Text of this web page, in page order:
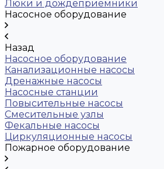
Люки и дождеприемники
Насосное оборудование
Назад
Насосное оборудование
Канализационные насосы
Дренажные насосы
Насосные станции
Повысительные насосы
Смесительные узлы
Фекальные насосы
Циркуляционные насосы
Пожарное оборудование